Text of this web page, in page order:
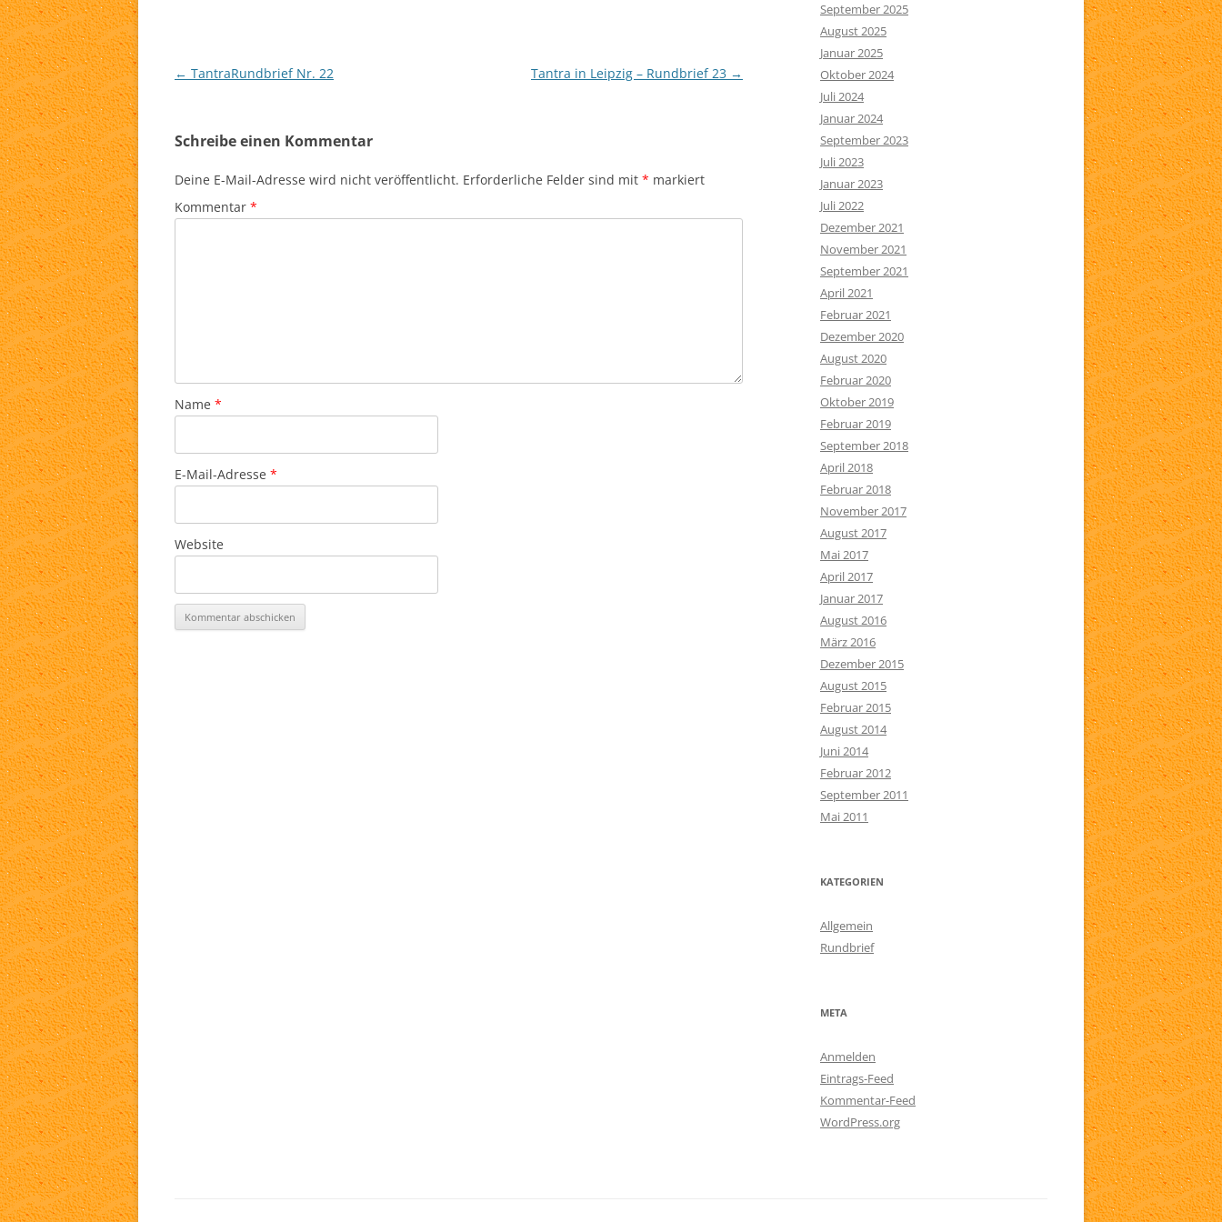
Beitragsnavigation
← TantraRundbrief Nr. 22 Tantra in Leipzig – Rundbrief 23 →
Schreibe einen Kommentar
Deine E-Mail-Adresse wird nicht veröffentlicht. Erforderliche Felder sind mit * markiert
Kommentar *
Name *
E-Mail-Adresse *
Website
September 2025
August 2025
Januar 2025
Oktober 2024
Juli 2024
Januar 2024
September 2023
Juli 2023
Januar 2023
Juli 2022
Dezember 2021
November 2021
September 2021
April 2021
Februar 2021
Dezember 2020
August 2020
Februar 2020
Oktober 2019
Februar 2019
September 2018
April 2018
Februar 2018
November 2017
August 2017
Mai 2017
April 2017
Januar 2017
August 2016
März 2016
Dezember 2015
August 2015
Februar 2015
August 2014
Juni 2014
Februar 2012
September 2011
Mai 2011
KATEGORIEN
Allgemein
Rundbrief
META
Anmelden
Eintrags-Feed
Kommentar-Feed
WordPress.org